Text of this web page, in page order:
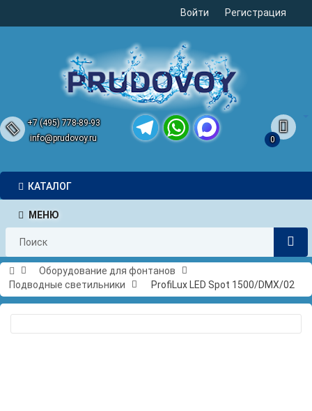
Войти Регистрация
+7 (495) 778-89-93
info@prudovoy.ru
0
КАТАЛОГ
МЕНЮ
Оборудование для фонтанов
Подводные светильники
ProfiLux LED Spot 1500/DMX/02